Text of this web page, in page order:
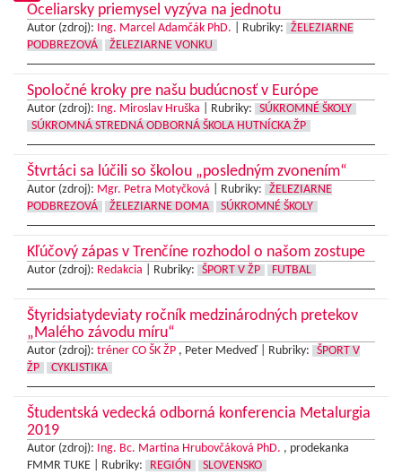
Oceliarsky priemysel vyzýva na jednotu
Autor (zdroj): Ing. Marcel Adamčák PhD. Rubriky:
ŽELEZIARNE
PODBREZOVÁ
ŽELEZIARNE VONKU
Spoločné kroky pre našu budúcnosť v Európe
Autor (zdroj): Ing. Miroslav Hruška Rubriky:
SÚKROMNÉ ŠKOLY
SÚKROMNÁ STREDNÁ ODBORNÁ ŠKOLA HUTNÍCKA ŽP
Štvrtáci sa lúčili so školou „posledným zvonením“
Autor (zdroj): Mgr. Petra Motyčková Rubriky:
ŽELEZIARNE
PODBREZOVÁ
ŽELEZIARNE DOMA SÚKROMNÉ ŠKOLY
Kľúčový zápas v Trenčíne rozhodol o našom zostupe
Autor (zdroj): Redakcia Rubriky: ŠPORT V ŽP FUTBAL
Štyridsiatydeviaty ročník medzinárodných pretekov
„Malého závodu míru“
Autor (zdroj): tréner CO ŠK ŽP , Peter Medveď | Rubriky:
ŠPORT V
ŽP
CYKLISTIKA
Študentská vedecká odborná konferencia Metalurgia
2019
Autor (zdroj): Ing. Bc. Martina Hrubovčáková PhD. , prodekanka
FMMR TUKE |
Rubriky: REGIÓN SLOVENSKO